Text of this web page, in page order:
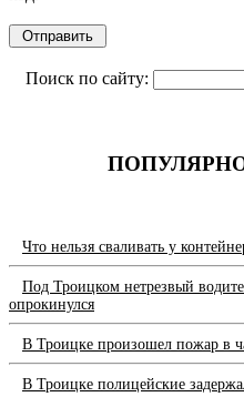
Поиск по сайту:
Что нельзя сваливать у
Под Троицком нетрезвый
опрокинулся
В Троицке произошел пожар в
В Троицке полицейские